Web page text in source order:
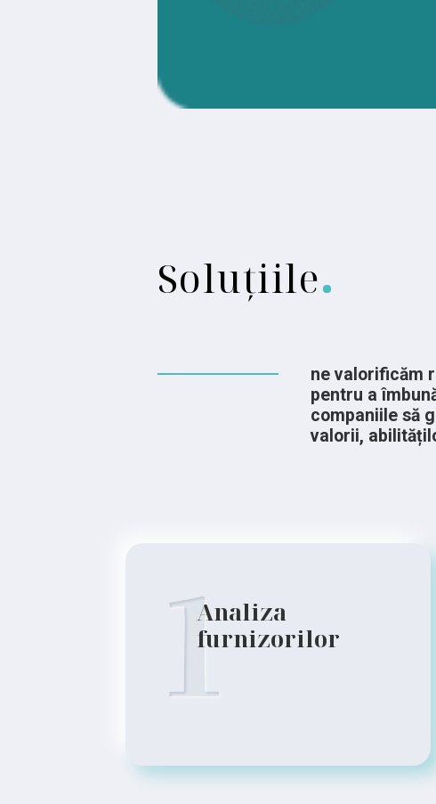
Soluțiile
ne valorificăm
pentru a
companiile să
valorii,
1
Analiza
furnizorilor